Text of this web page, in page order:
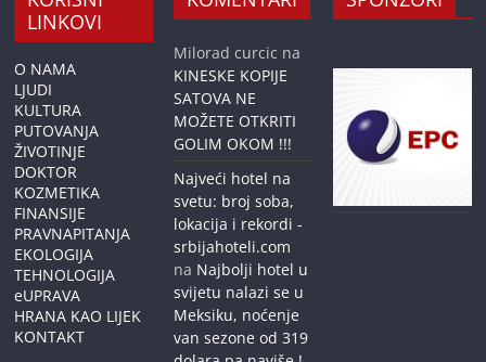
LINKOVI
O NAMA
LJUDI
KULTURA
PUTOVANJA
ŽIVOTINJE
DOKTOR
KOZMETIKA
FINANSIJE
PRAVNAPITANJA
EKOLOGIJA
TEHNOLOGIJA
eUPRAVA
HRANA KAO LIJEK
KONTAKT
Milorad curcic na
KINESKE KOPIJE
SATOVA NE
MOŽETE OTKRITI
GOLIM OKOM !!!
Najveći hotel na
svetu: broj soba,
lokacija i rekordi -
srbijahoteli.com
na Najbolji hotel u
svijetu nalazi se u
Meksiku, noćenje
van sezone od 319